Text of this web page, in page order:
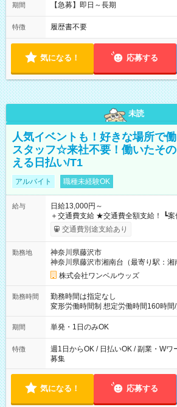
期間 【急募】即日～長期
特徴 履歴書不要
気になる！ 応募する
未読
人気イベントも！好きな場所で
スタッフ☆来社不要！働いたそ
える日払い/T1
アルバイト 職種未経験OK
給与
日給13,000円～
＋交通費支給 ★交通費全額支給！ ┗案件により規定あり ★日払
いOK！（規定あり） ┗働いたその日
ンビニATMから 日払い分を引き落とせます！ 【試
交通費別途支給あり
勤務地
神奈川県藤沢市
神奈川県藤沢市湘南台（最寄り駅：湘
株式会社ワンベルウッズ
勤務時間
勤務時間は指定なし
変形労働時間制 想定労働時間160時間/月 【シフト例】 ・8
～21：00
期間 単発・1日のみOK
特徴
週1日からOK / 日払いOK / 副業・Wワ
募集
気になる！ 応募する